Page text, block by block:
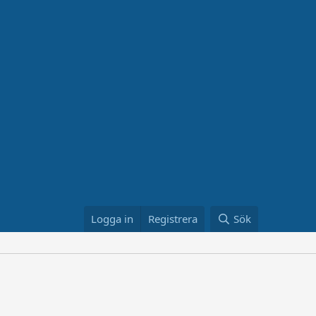
Logga in Registrera Sök